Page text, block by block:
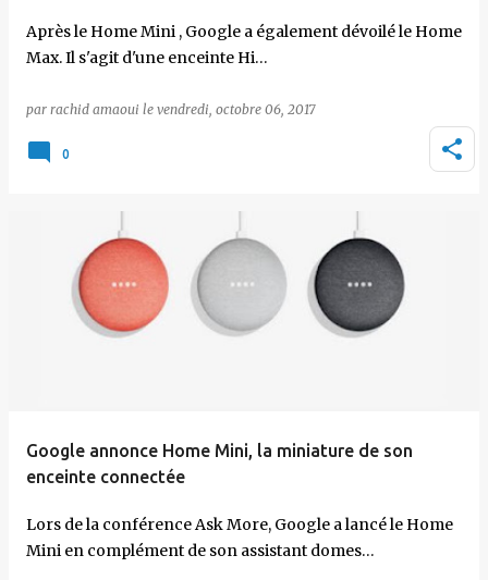
Après le Home Mini , Google a également dévoilé le Home
Max. Il s'agit d'une enceinte Hi…
par rachid amaoui le vendredi, octobre 06, 2017
0
Google annonce Home Mini, la miniature de son
enceinte connectée
Lors de la conférence Ask More, Google a lancé le Home
Mini en complément de son assistant domes…